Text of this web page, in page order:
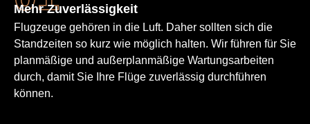
Mehr Zuverläs­sigkeit
Flugzeuge gehören in die Luft. Daher sollten sich die
Standzeiten so kurz wie möglich halten. Wir führen für Sie
planmäßige und außerplan­mäßige Wartungs­arbeiten
durch, damit Sie Ihre Flüge zuverlässig durchführen
können.